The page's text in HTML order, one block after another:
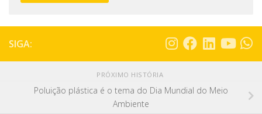
SIGA:
PRÓXIMO HISTÓRIA
Poluição plástica é o tema do Dia Mundial do Meio
Ambiente